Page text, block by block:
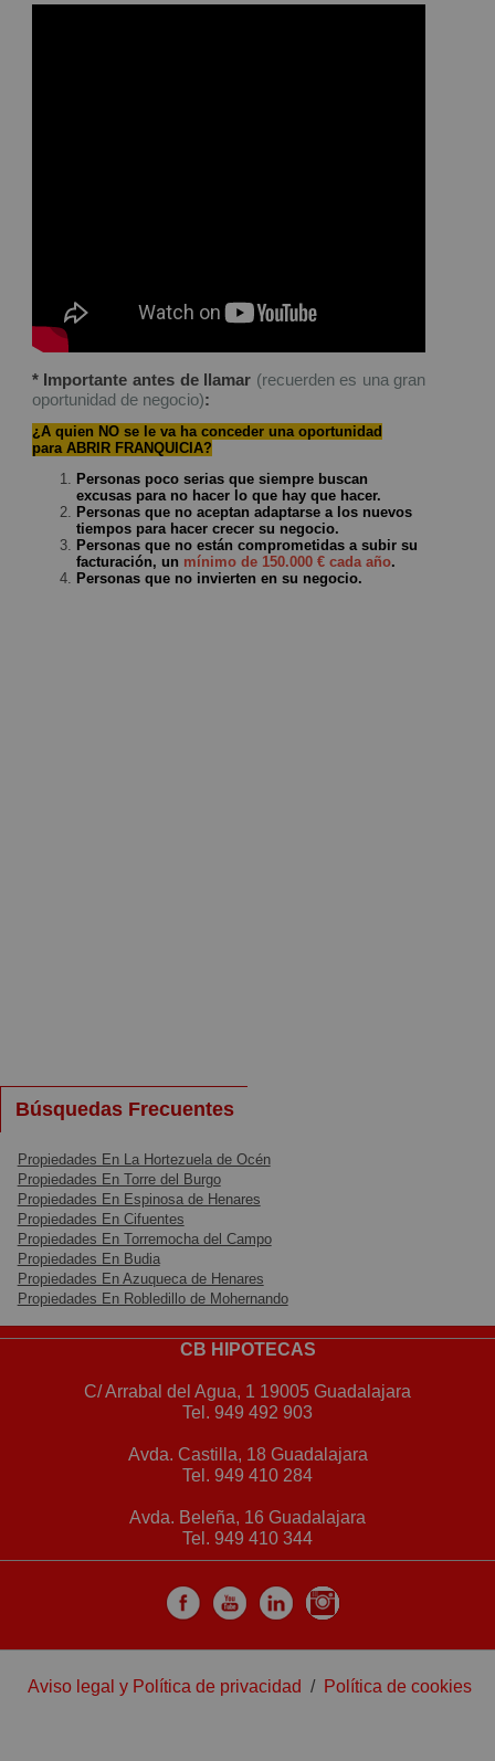
* Importante antes de llamar (recuerden es una gran
oportunidad de negocio):
¿A quien NO se le va ha conceder una oportunidad
para ABRIR FRANQUICIA?
Personas poco serias que siempre buscan
excusas para no hacer lo que hay que hacer.
Personas que no aceptan adaptarse a los nuevos
tiempos para hacer crecer su negocio.
Personas que no están comprometidas a subir su
facturación, un mínimo de 150.000 € cada año.
Personas que no invierten en su negocio.
Búsquedas Frecuentes
Propiedades En La Hortezuela de Océn
Propiedades En Torre del Burgo
Propiedades En Espinosa de Henares
Propiedades En Cifuentes
Propiedades En Torremocha del Campo
Propiedades En Budia
Propiedades En Azuqueca de Henares
Propiedades En Robledillo de Mohernando
CB HIPOTECAS
C/ Arrabal del Agua, 1 19005 Guadalajara
Tel. 949 492 903
Avda. Castilla, 18 Guadalajara
Tel. 949 410 284
Avda. Beleña, 16 Guadalajara
Tel. 949 410 344
Aviso legal y Política de privacidad / Política de cookies